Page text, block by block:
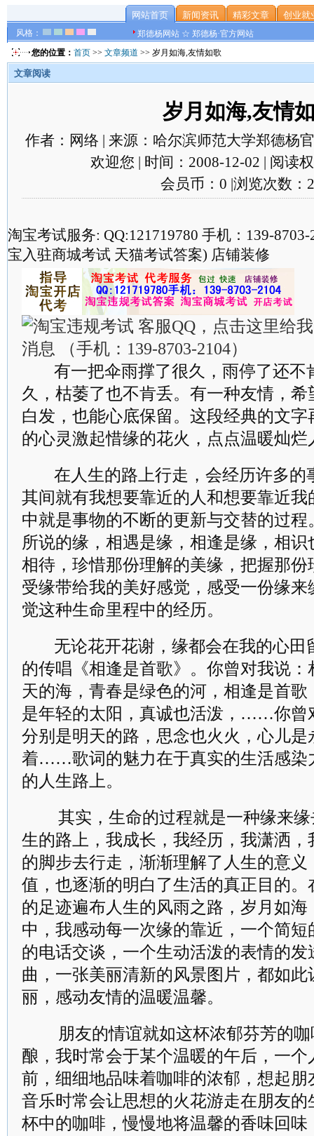
风格：
网站首页 新闻资讯 精彩文章 创业就
郑德杨网站 ☆ 郑德杨·官方网站
您的位置： 首页 >> 文章频道 >> 岁月如海,友情如歌
文章阅读
岁月如海,友情
作者：网络 | 来源：哈尔滨师范大学郑德杨
欢迎您 | 时间：2008-12-02 | 阅读
会员币：0 |浏览次数：
淘宝考试服务: QQ:121719780 手机：139-
宝入驻商城考试 天猫考试答案) 店铺装修
有一把伞雨撑了很久，雨停了还不
久，枯萎了也不肯丢。有一种友情，
白发，也能心底保留。这段经典的文
的心灵激起惜缘的花火，点点温暖灿
在人生的路上行走，会经历许多的
其间就有我想要靠近的人和想要靠近
中就是事物的不断的更新与交替的过
所说的缘，相遇是缘，相逢是缘，相
相待，珍惜那份理解的美缘，把握那
受缘带给我的美好感觉，感受一份缘
觉这种生命里程中的经历。
无论花开花谢，缘都会在我的心田
的传唱《相逢是首歌》。你曾对我说
天的海，青春是绿色的河，相逢是首
是年轻的太阳，真诚也活泼，……你曾
分别是明天的路，思念也火火，心儿
着……歌词的魅力在于真实的生活感染
的人生路上。
其实，生命的过程就是一种缘来
生的路上，我成长，我经历，我潇洒
的脚步去行走，渐渐理解了人生的意
值，也逐渐的明白了生活的真正目的
的足迹遍布人生的风雨之路，岁月如
中，我感动每一次缘的靠近，一个简
的电话交谈，一个生动活泼的表情的
曲，一张美丽清新的风景图片，都如
丽，感动友情的温暖温馨。
朋友的情谊就如这杯浓郁芬芳的
酿，我时常会于某个温暖的午后，一
前，细细地品味着咖啡的浓郁，想起
音乐时常会让思想的火花游走在朋友
杯中的咖啡，慢慢地将温馨的香味回